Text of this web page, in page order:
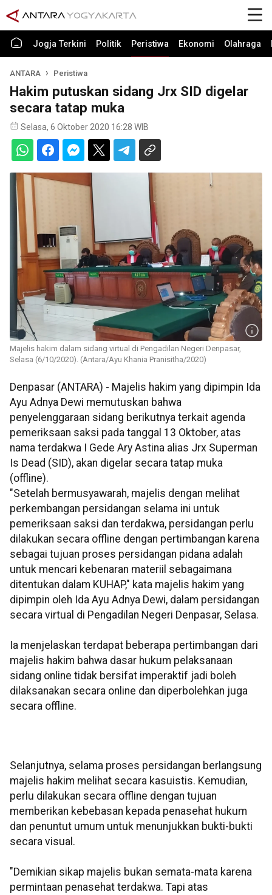
Jogja Terkini Politik Peristiwa Ekonomi Olahraga
ANTARA Peristiwa
Hakim putuskan sidang Jrx SID digelar
secara tatap muka
Selasa, 6 Oktober 2020 16:28 WIB
Majelis hakim dalam sidang virtual di Pengadilan Negeri Denpasar,
Selasa (6/10/2020). (Antara/Ayu Khania Pranisitha/2020)
Denpasar (ANTARA) - Majelis hakim yang dipimpin Ida
Ayu Adnya Dewi memutuskan bahwa
penyelenggaraan sidang berikutnya terkait agenda
pemeriksaan saksi pada tanggal 13 Oktober, atas
nama terdakwa I Gede Ary Astina alias Jrx Superman
Is Dead (SID), akan digelar secara tatap muka
(offline).
"Setelah bermusyawarah, majelis dengan melihat
perkembangan persidangan selama ini untuk
pemeriksaan saksi dan terdakwa, persidangan perlu
dilakukan secara offline dengan pertimbangan karena
sebagai tujuan proses persidangan pidana adalah
untuk mencari kebenaran materiil sebagaimana
ditentukan dalam KUHAP," kata majelis hakim yang
dipimpin oleh Ida Ayu Adnya Dewi, dalam persidangan
secara virtual di Pengadilan Negeri Denpasar, Selasa.
Ia menjelaskan terdapat beberapa pertimbangan dari
majelis hakim bahwa dasar hukum pelaksanaan
sidang online tidak bersifat imperaktif jadi boleh
dilaksanakan secara online dan diperbolehkan juga
secara offline.
Selanjutnya, selama proses persidangan berlangsung
majelis hakim melihat secara kasuistis. Kemudian,
perlu dilakukan secara offline dengan tujuan
memberikan kebebasan kepada penasehat hukum
dan penuntut umum untuk menunjukkan bukti-bukti
secara visual.
"Demikian sikap majelis bukan semata-mata karena
permintaan penasehat terdakwa. Tapi atas